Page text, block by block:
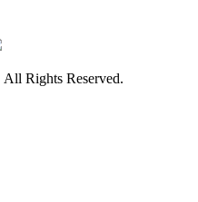
All Rights Reserved.